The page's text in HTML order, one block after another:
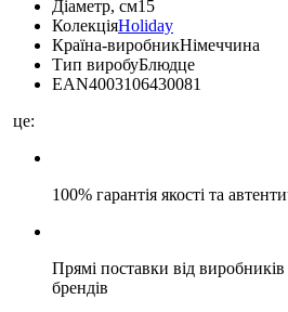
Діаметр, см15
КолекціяHoliday
Країна-виробникНімеччина
Тип виробуБлюдце
EAN4003106430081
це:
100% гарантія якості та
Прямі поставки від
брендів